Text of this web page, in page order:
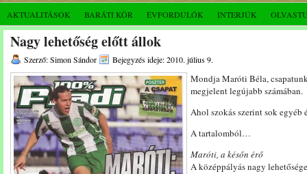
AKTUALITÁSOK BARÁTI KÖR ÉVFORDULÓK INTERJÚK
Nagy lehetőség előtt állok
Szerző: Simon Sándor Bejegyzés ideje: 2010. július 9.
Mondja Maróti Béla,
megjelent legújabb számában.
Ahol szokás szerint sok egyéb
A tartalomból…
Maróti, a későn érő
A középpályás nagy lehetősége